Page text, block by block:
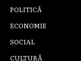
POLITICĂ
ECONOMIE
SOCIAL
CULTURĂ